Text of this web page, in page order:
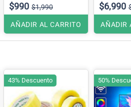
$990 $1,990
AÑADIR AL CARRITO
$6,990
AÑADIR
43% Descuento 50%